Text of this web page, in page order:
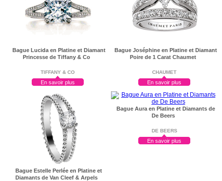
Bague Lucida en Platine et Diamant
Princesse de Tiffany & Co
TIFFANY & CO
En savoir plus
Bague Joséphine en Platine et Diamant
Poire de 1 Carat Chaumet
CHAUMET
En savoir plus
Bague Estelle Perlée en Platine et
Diamants de Van Cleef & Arpels
Bague Aura en Platine et Diamants de
De Beers
DE BEERS
En savoir plus